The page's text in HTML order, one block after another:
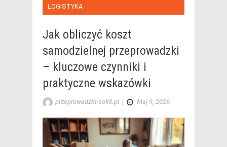
LOGISTYKA
Jak obliczyć koszt
samodzielnej przeprowadzki
– kluczowe czynniki i
praktyczne wskazówki
przeprowadzki-solid.pl | Maj 9, 2026